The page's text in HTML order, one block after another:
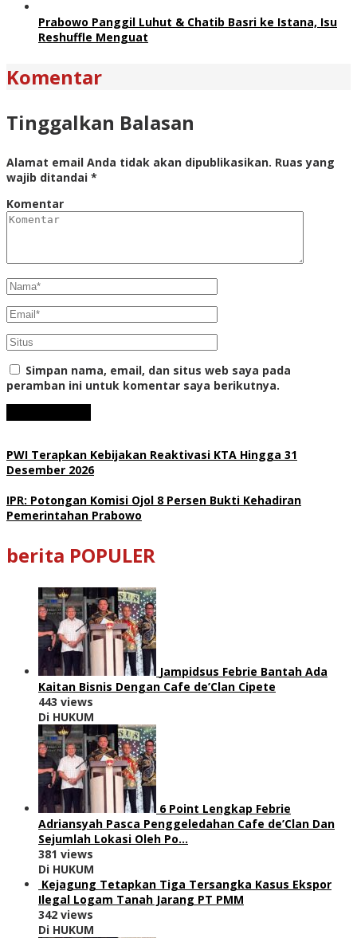
Prabowo Panggil Luhut & Chatib Basri ke Istana, Isu
Reshuffle Menguat
Komentar
Tinggalkan Balasan
Alamat email Anda tidak akan dipublikasikan. Ruas yang
wajib ditandai *
Komentar
Simpan nama, email, dan situs web saya pada
peramban ini untuk komentar saya berikutnya.
PWI Terapkan Kebijakan Reaktivasi KTA Hingga 31
Desember 2026
IPR: Potongan Komisi Ojol 8 Persen Bukti Kehadiran
Pemerintahan Prabowo
berita POPULER
Jampidsus Febrie Bantah Ada
Kaitan Bisnis Dengan Cafe de’Clan Cipete
443 views
Di HUKUM
6 Point Lengkap Febrie
Adriansyah Pasca Penggeledahan Cafe de’Clan Dan
Sejumlah Lokasi Oleh Po…
381 views
Di HUKUM
Kejagung Tetapkan Tiga Tersangka Kasus Ekspor
Ilegal Logam Tanah Jarang PT PMM
342 views
Di HUKUM